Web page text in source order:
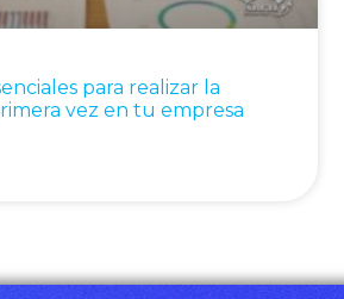
para realizar la
vez en tu empresa